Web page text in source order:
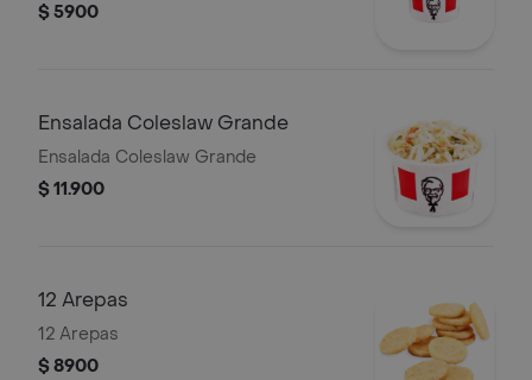
$ 5900
Ensalada Coleslaw Grande
Ensalada Coleslaw Grande
$ 11.900
12 Arepas
12 Arepas
$ 8900